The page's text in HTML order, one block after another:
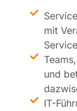
mit
und
IT-